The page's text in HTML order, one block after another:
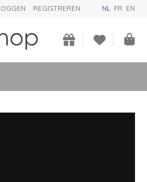
REGISTREREN NL FR EN